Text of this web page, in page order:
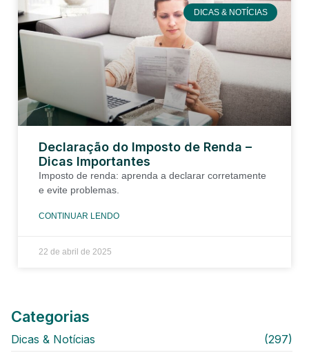
DICAS & NOTÍCIAS
Declaração do Imposto de Renda –
Dicas Importantes
Imposto de renda: aprenda a declarar corretamente
e evite problemas.
CONTINUAR LENDO
22 de abril de 2025
Categorias
Dicas & Notícias (297)